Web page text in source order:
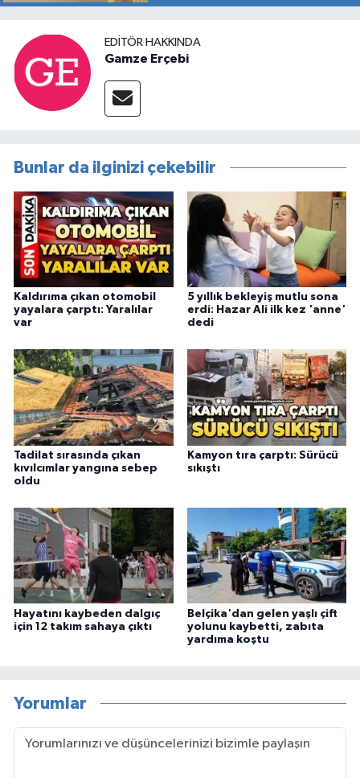
EDITÖR HAKKINDA
Gamze Erçebi
Bunlar da ilginizi çekebilir
Kaldırıma çıkan otomobil
yayalara çarptı: Yaralılar
var
5 yıllık bekleyiş mutlu sona
erdi: Hazar Ali ilk kez 'anne'
dedi
Tadilat sırasında çıkan
kıvılcımlar yangına sebep
oldu
Kamyon tıra çarptı: Sürücü
sıkıştı
Hayatını kaybeden dalgıç
için 12 takım sahaya çıktı
Belçika'dan gelen yaşlı çift
yolunu kaybetti, zabıta
yardıma koştu
Yorumlar